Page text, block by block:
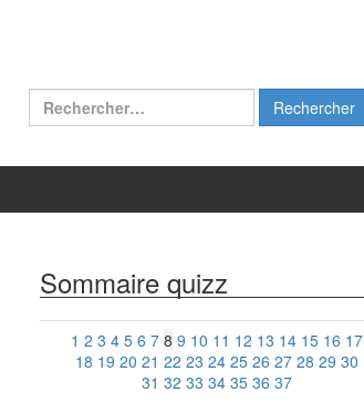
Rechercher :
Sommaire quizz
1 2 3 4 5 6 7 8 9 10 11 12 13 14 15 16 17
18 19 20 21 22 23 24 25 26 27 28 29 30
31 32 33 34 35 36 37